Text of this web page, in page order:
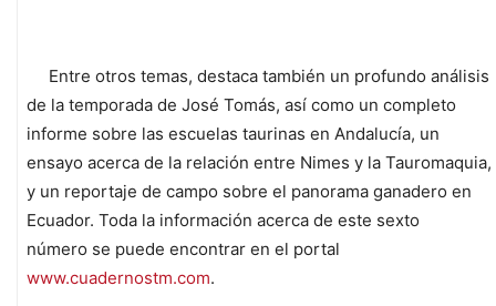
Entre otros temas, destaca también un profundo análisis
de la temporada de José Tomás, así como un completo
informe sobre las escuelas taurinas en Andalucía, un
ensayo acerca de la relación entre Nimes y la Tauromaquia,
y un reportaje de campo sobre el panorama ganadero en
Ecuador. Toda la información acerca de este sexto
número se puede encontrar en el portal
www.cuadernostm.com.